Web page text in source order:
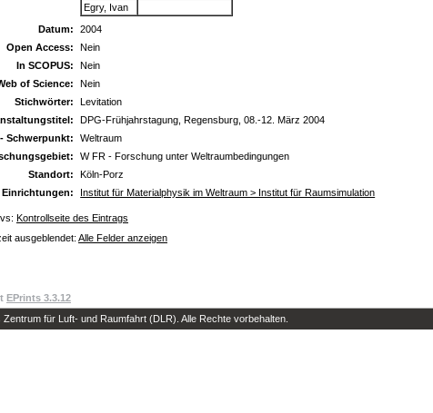
Egry, Ivan
Datum:
2004
Open Access:
Nein
In SCOPUS:
Nein
of Science:
Nein
Stichwörter:
Levitation
DPG-Frühjahrstagung, Regensburg, 08.-12. März 2004
Schwerpunkt:
Weltraum
W FR - Forschung unter Weltraumbedingungen
Standort:
Köln-Porz
Institut für Materialphysik im Weltraum > Institut für Raumsimulation
Kontrollseite des Eintrags
ausgeblendet: Alle Felder anzeigen
EPrints 3.3.12
für Luft- und Raumfahrt (DLR). Alle Rechte vorbehalten.